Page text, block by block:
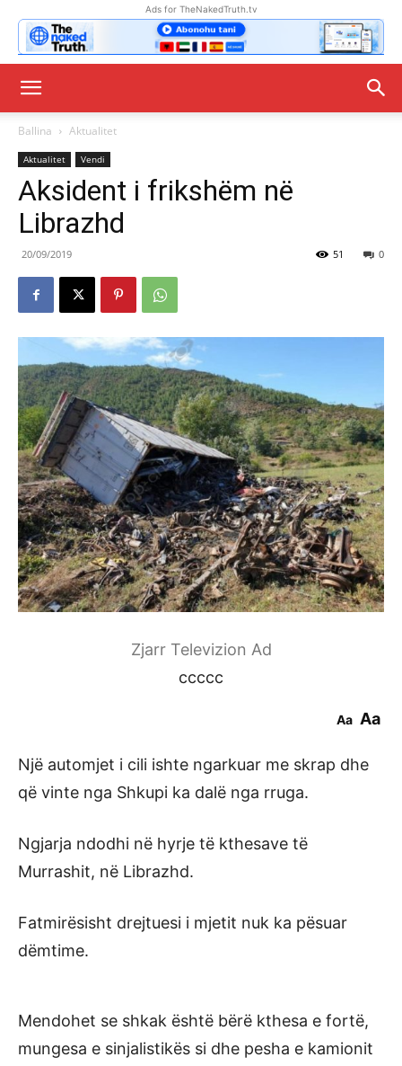
Ads for TheNakedTruth.tv
Ballina Aktualitet
Aktualitet Vendi
Aksident i frikshëm në
Librazhd
20/09/2019 0
51
Zjarr Televizion Ad
ccccc
Aa Aa
Një automjet i cili ishte ngarkuar me skrap dhe
që vinte nga Shkupi ka dalë nga rruga.
Ngjarja ndodhi në hyrje të kthesave të
Murrashit, në Librazhd.
Fatmirësisht drejtuesi i mjetit nuk ka pësuar
dëmtime.
Mendohet se shkak është bërë kthesa e fortë,
mungesa e sinjalistikës si dhe pesha e kamionit